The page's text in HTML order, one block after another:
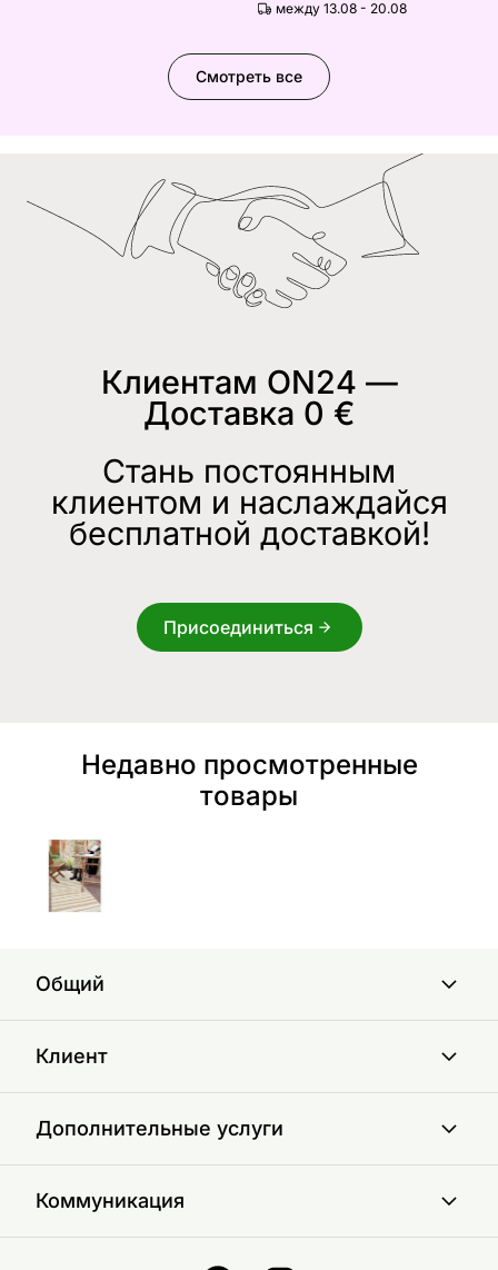
между 13.08 - 20.08
Смотреть все
Клиентам ON24 —
Доставка 0 €
Стань постоянным
клиентом и наслаждайся
бесплатной доставкой!
Присоединиться
Недавно просмотренные
товары
Общий
Клиент
Дополнительные услуги
Коммуникация